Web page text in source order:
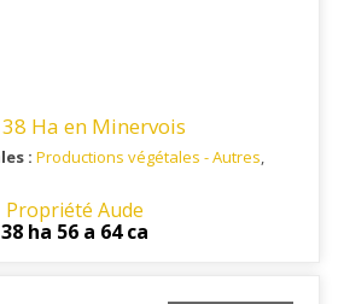
Ha en Minervois
: Productions végétales - Autres,
propriété se situe sur le secteur
Propriété Aude
38 ha 56 a 64 ca